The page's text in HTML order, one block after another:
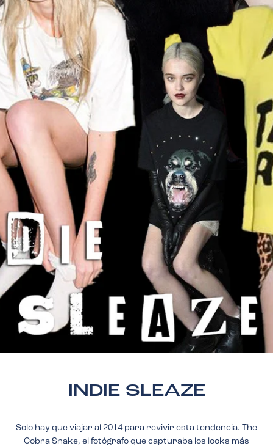
INDIE SLEAZE
Solo hay que viajar al 2014 para revivir esta tendencia. The
Cobra Snake, el fotógrafo que capturaba los looks más